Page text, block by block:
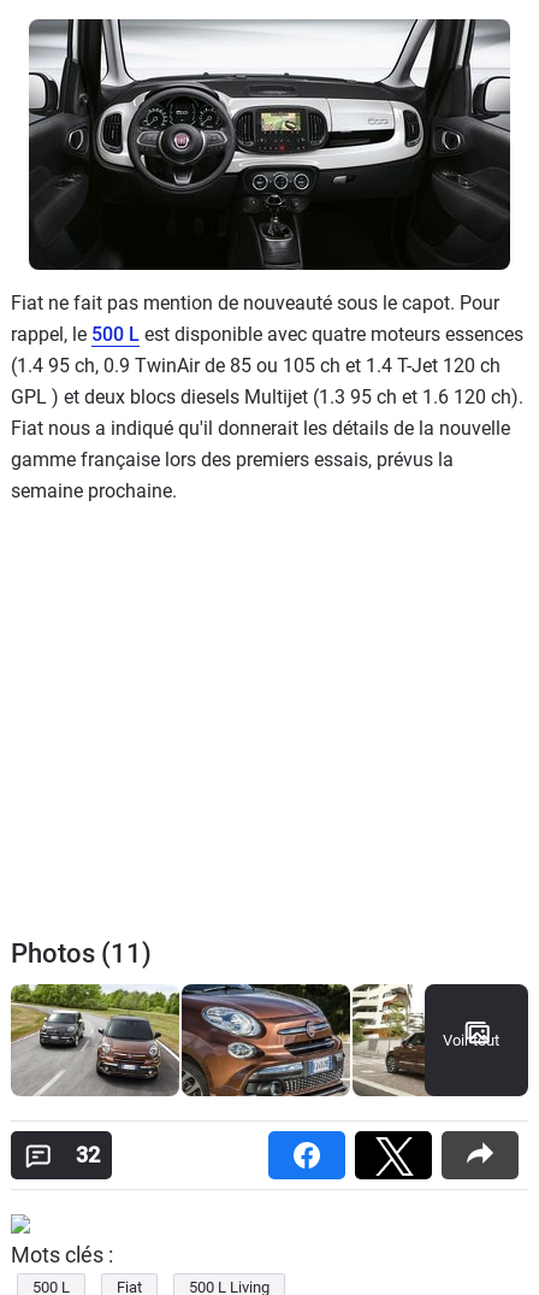
Fiat ne fait pas mention de nouveauté sous le capot. Pour
rappel, le 500 L est disponible avec quatre moteurs essences
(1.4 95 ch, 0.9 TwinAir de 85 ou 105 ch et 1.4 T-Jet 120 ch
GPL ) et deux blocs diesels Multijet (1.3 95 ch et 1.6 120 ch).
Fiat nous a indiqué qu'il donnerait les détails de la nouvelle
gamme française lors des premiers essais, prévus la
semaine prochaine.
Photos (11)
Voir tout
32
Mots clés :
500 L Fiat 500 L Living